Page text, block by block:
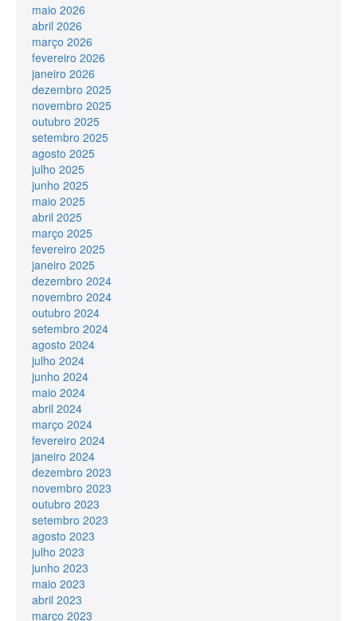
maio 2026
abril 2026
março 2026
fevereiro 2026
janeiro 2026
dezembro 2025
novembro 2025
outubro 2025
setembro 2025
agosto 2025
julho 2025
junho 2025
maio 2025
abril 2025
março 2025
fevereiro 2025
janeiro 2025
dezembro 2024
novembro 2024
outubro 2024
setembro 2024
agosto 2024
julho 2024
junho 2024
maio 2024
abril 2024
março 2024
fevereiro 2024
janeiro 2024
dezembro 2023
novembro 2023
outubro 2023
setembro 2023
agosto 2023
julho 2023
junho 2023
maio 2023
abril 2023
março 2023